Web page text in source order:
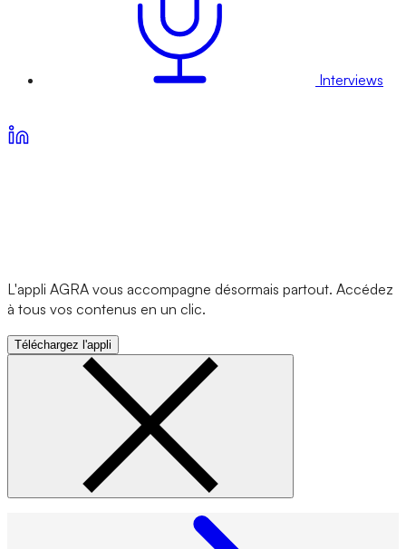
Interviews
L'appli AGRA vous accompagne désormais partout. Accédez
à tous vos contenus en un clic.
Téléchargez l'appli